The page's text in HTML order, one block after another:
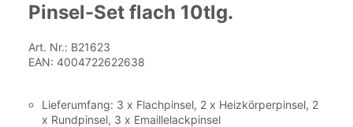
Pinsel-Set flach 10tlg.
Art. Nr.: B21623
EAN: 4004722622638
Lieferumfang: 3 x Flachpinsel, 2 x Heizkörperpinsel, 2
x Rundpinsel, 3 x Emaillelackpinsel